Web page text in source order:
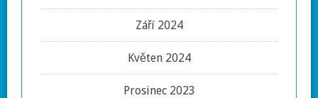
Září 2024
Květen 2024
Prosinec 2023